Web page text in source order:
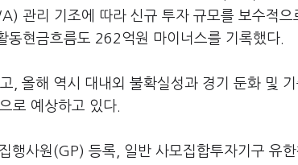
관리 기조에 따라 신규 투자 규모를 보수적으
동현금흐름도 262억원 마이너스를 기록했다.
, 올해 역시 대내외 불확실성과 경기 둔화 및
로 예상하고 있다.
행사원(GP) 등록, 일반 사모집합투자기구 유한